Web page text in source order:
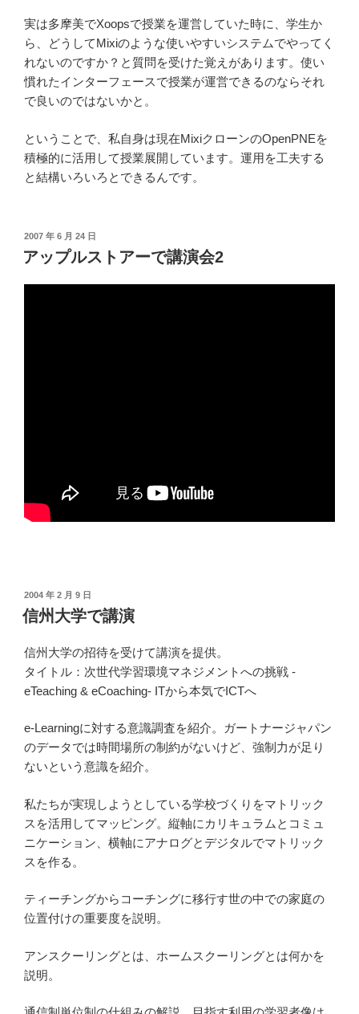
実は多摩美でXoopsで授業を運営していた時に、学生か
ら、どうしてMixiのような使いやすいシステムでやってく
れないのですか？と質問を受けた覚えがあります。使い
慣れたインターフェースで授業が運営できるのならそれ
で良いのではないかと。
ということで、私自身は現在MixiクローンのOpenPNEを
積極的に活用して授業展開しています。運用を工夫する
と結構いろいろとできるんです。
投
稿
日:
2007 年 6 月 24 日
アップルストアーで講演会2
投
稿
日:
2004 年 2 月 9 日
信州大学で講演
信州大学の招待を受けて講演を提供。
タイトル：次世代学習環境マネジメントへの挑戦 -
eTeaching & eCoaching- ITから本気でICTへ
e-Learningに対する意識調査を紹介。ガートナージャパン
のデータでは時間場所の制約がないけど、強制力が足り
ないという意識を紹介。
私たちが実現しようとしている学校づくりをマトリック
スを活用してマッピング。縦軸にカリキュラムとコミュ
ニケーション、横軸にアナログとデジタルでマトリック
スを作る。
ティーチングからコーチングに移行す世の中での家庭の
位置付けの重要度を説明。
アンスクーリングとは、ホームスクーリングとは何かを
説明。